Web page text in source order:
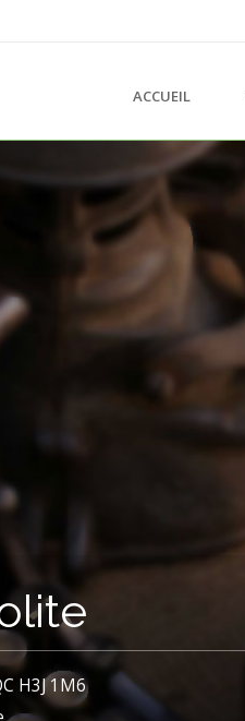
ACCUEIL
H3J 1M6